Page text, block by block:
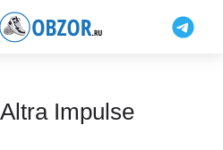
Impulse